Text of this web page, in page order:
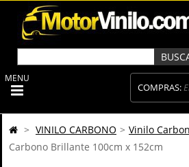
COMPRAS:
MENU
> VINILO CARBONO > Vinilo
Carbono Brillante 100cm x 152cm